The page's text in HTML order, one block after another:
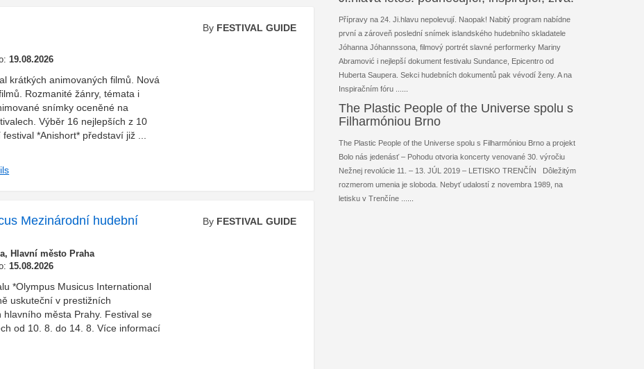
19.08.2026
krátkých animovaných filmů. Nová
Rozmanité žánry, témata i
snímky oceněné na
Výběr 16 nejlepších z 10
*Anishort* představí již ...
By FESTIVAL GUIDE
Mezinárodní hudební
Hlavní město Praha
15.08.2026
*Olympus Musicus International
uskuteční v prestižních
hlavního města Prahy. Festival se
od 10. 8. do 14. 8. Více informací
By FESTIVAL GUIDE
Přípravy na 24. Ji.hlavu nepolevují. Naopak! Nabitý program nabídne
první a zároveň poslední snímek islandského hudebního skladatele
Jóhanna Jóhannssona, filmový portrét slavné performerky Mariny
Abramović i nejlepší dokument festivalu Sundance, Epicentro od
Huberta Saupera. Sekci hudebních dokumentů pak vévodí ženy. A na
Inspiračním fóru ...
The Plastic People of the Universe spolu s
Filharmóniou Brno
The Plastic People of the Universe spolu s Filharmóniou Brno a projekt
Bolo nás jedenásť – Pohodu otvoria koncerty venované 30. výročiu
Nežnej revolúcie 11. – 13. JÚL 2019 – LETISKO TRENČÍN Dôležitým
rozmerom umenia je sloboda. Nebyť udalostí z novembra 1989, na
letisku v Trenčíne ...